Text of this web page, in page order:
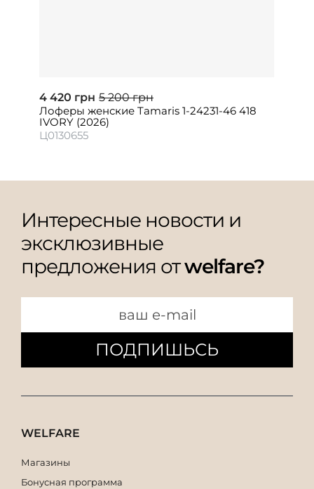
4 420 грн 5 200 грн
Лоферы женские Tamaris 1-24231-46 418
IVORY (2026)
Ц0130655
Интересные новости и
эксклюзивные
предложения отwelfare?
ПОДПИШЬСЬ
WELFARE
Магазины
Бонусная программа